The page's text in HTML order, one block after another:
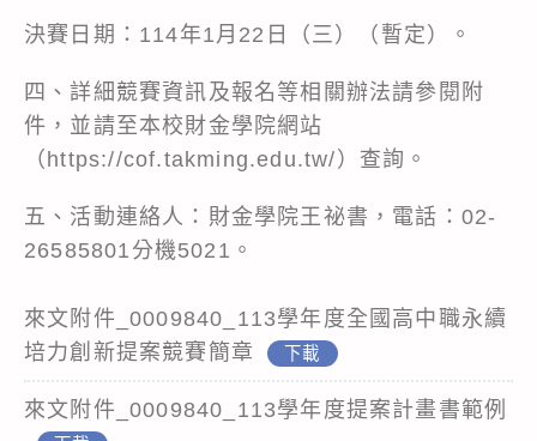
決賽日期：114年1月22日（三）（暫定）。
四、詳細競賽資訊及報名等相關辦法請參閱附
件，並請至本校財金學院網站
（https://cof.takming.edu.tw/）查詢。
五、活動連絡人：財金學院王祕書，電話：02-
26585801分機5021。
來文附件_0009840_113學年度全國高中職永續
培力創新提案競賽簡章
下載
來文附件_0009840_113學年度提案計畫書範例